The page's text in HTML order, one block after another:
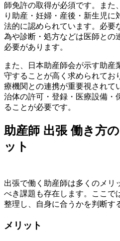
師免許の取得が必須です。また
り助産・妊婦・産後・新生児
法的に認められています。必要
為や診断・処方などは医師との
必要があります。
また、日本助産師会が示す助産
守することが高く求められてお
療機関との連携が重要視されて
治体の許可・登録・医療設備・
ることが必要です。
助産師 出張 働き方
ット
出張で働く助産師は多くのメリ
べき課題も存在します。ここで
整理し、自身に合うかを判断す
メリット